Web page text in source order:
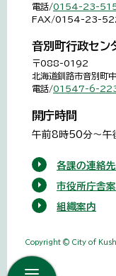
電話/0154-23-
FAX/0154-23-
音別町行政セン
〒088-0192
北海道釧路市音別町
電話/01547-6-
開庁時間
午前8時50分～午
各課の連絡先
市役所庁舎
組織案内
Copyright © City of